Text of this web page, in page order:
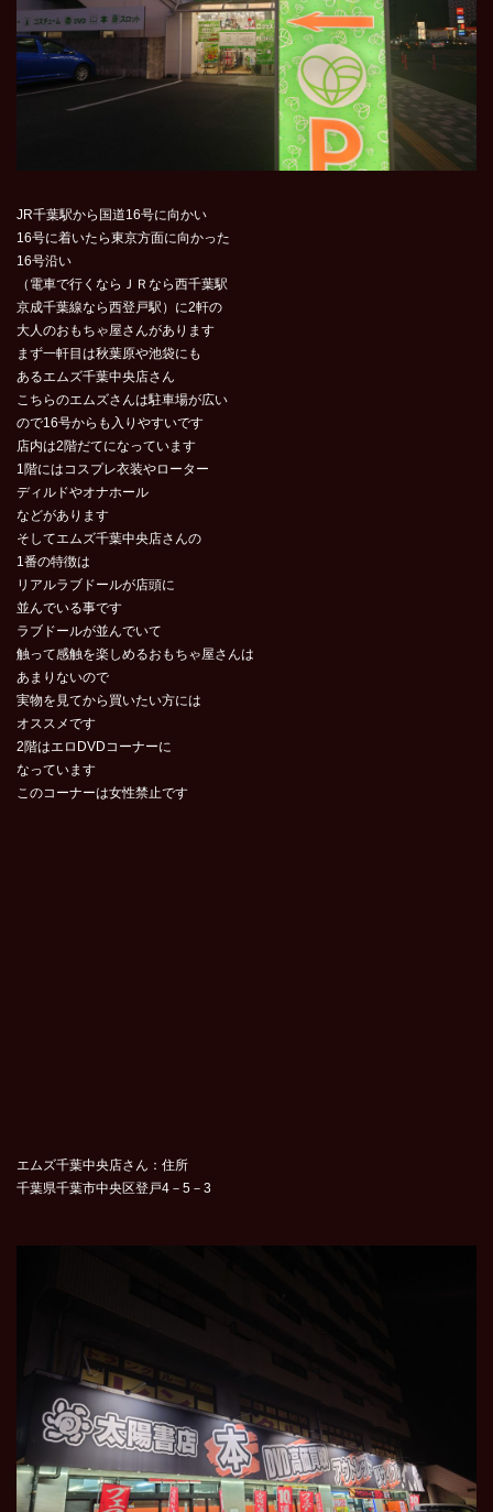
JR千葉駅から国道16号に向かい
16号に着いたら東京方面に向かった
16号沿い
（電車で行くならＪＲなら西千葉駅
京成千葉線なら西登戸駅）に2軒の
大人のおもちゃ屋さんがあります
まず一軒目は秋葉原や池袋にも
あるエムズ千葉中央店さん
こちらのエムズさんは駐車場が広い
ので16号からも入りやすいです
店内は2階だてになっています
1階にはコスプレ衣装やローター
ディルドやオナホール
などがあります
そしてエムズ千葉中央店さんの
1番の特徴は
リアルラブドールが店頭に
並んでいる事です
ラブドールが並んでいて
触って感触を楽しめるおもちゃ屋さんは
あまりないので
実物を見てから買いたい方には
オススメです
2階はエロDVDコーナーに
なっています
このコーナーは女性禁止です
エムズ千葉中央店さん：住所
千葉県千葉市中央区登戸4－5－3